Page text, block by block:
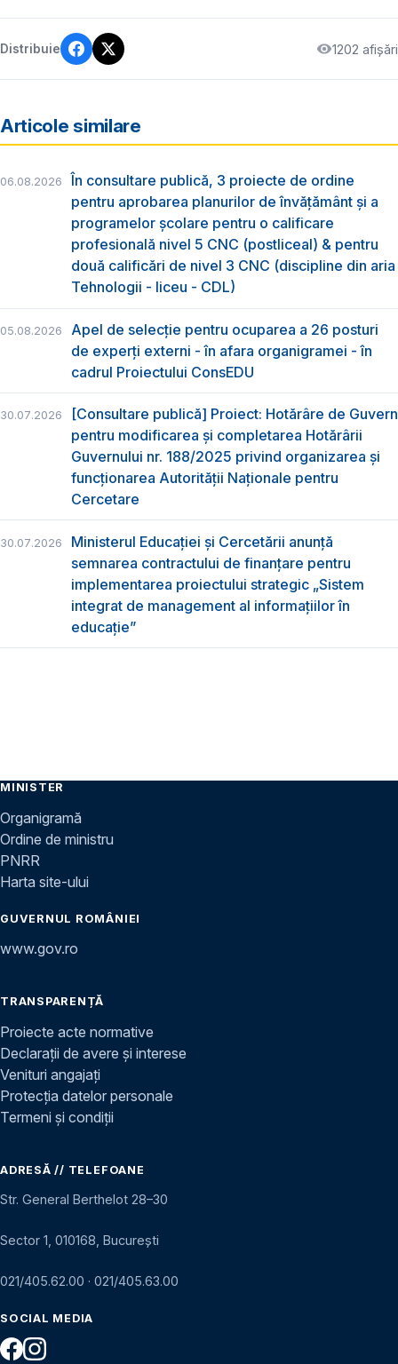
Distribuie 1202 afișări
Articole similare
06.08.2026
În consultare publică, 3 proiecte de ordine
pentru aprobarea planurilor de învățământ și a
programelor școlare pentru o calificare
profesională nivel 5 CNC (postliceal) & pentru
două calificări de nivel 3 CNC (discipline din aria
Tehnologii - liceu - CDL)
05.08.2026
Apel de selecție pentru ocuparea a 26 posturi
de experți externi - în afara organigramei - în
cadrul Proiectului ConsEDU
30.07.2026
[Consultare publică] Proiect: Hotărâre de Guvern
pentru modificarea și completarea Hotărârii
Guvernului nr. 188/2025 privind organizarea şi
funcţionarea Autorităţii Naţionale pentru
Cercetare
30.07.2026
Ministerul Educației și Cercetării anunță
semnarea contractului de finanțare pentru
implementarea proiectului strategic „Sistem
integrat de management al informațiilor în
educație”
MINISTER
Organigramă
Ordine de ministru
PNRR
Harta site-ului
GUVERNUL ROMÂNIEI
www.gov.ro
TRANSPARENȚĂ
Proiecte acte normative
Declarații de avere și interese
Venituri angajați
Protecția datelor personale
Termeni și condiții
ADRESĂ // TELEFOANE
Str. General Berthelot 28–30
Sector 1, 010168, București
021/405.62.00 · 021/405.63.00
SOCIAL MEDIA